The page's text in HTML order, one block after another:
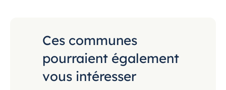
Ces communes
pourraient également
vous intéresser